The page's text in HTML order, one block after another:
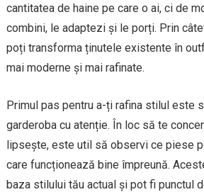
cantitatea de haine pe care o ai, ci de
combini, le adaptezi și le porți. Prin
poți transforma ținutele existente în
mai moderne și mai rafinate.
Primul pas pentru a-ți rafina stilul este
garderoba cu atenție. În loc să te
lipsește, este util să observi ce piese
care funcționează bine împreună.
baza stilului tău actual și pot fi punctul